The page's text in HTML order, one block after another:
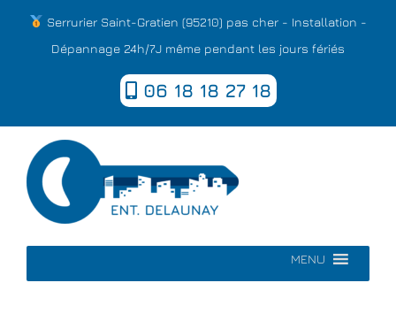
Serrurier Saint-Gratien (95210) pas cher - Installation -
Dépannage 24h/7J même pendant les jours fériés
06 18 18 27 18
MENU